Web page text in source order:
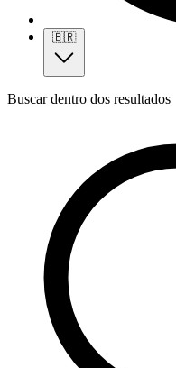
🇧🇷
Buscar dentro dos resultados